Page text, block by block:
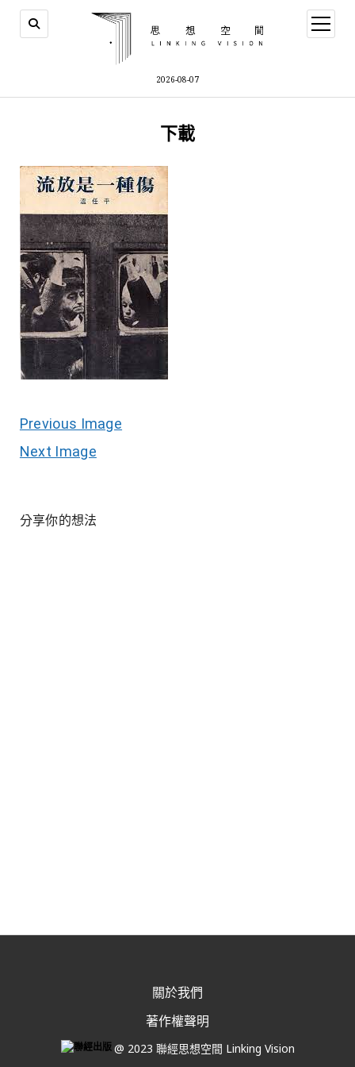
2026-08-07
open
menu
下載
Previous Image
Next Image
分享你的想法
關於我們
著作權聲明
@ 2023 聯經思想空間 Linking Vision